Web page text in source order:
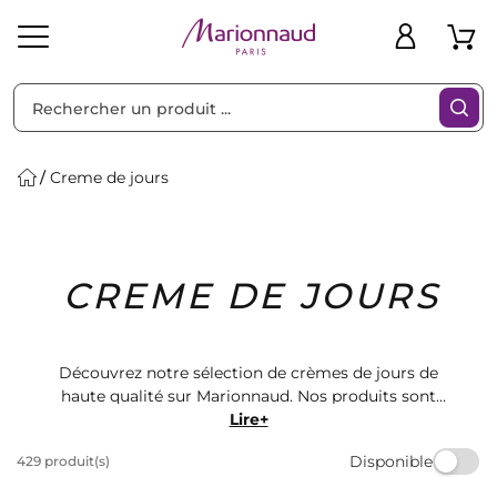
Solaire Homme Marques Idées
Cadeaux
Bons
Plans
Creme de jours
CREME DE JOURS
Découvrez notre sélection de crèmes de jours de
haute qualité sur Marionnaud. Nos produits sont
formulés pour hydrater et protéger votre peau tout au
votre type de peau et profitez d'une peau éclatante et
Lire+
429 produit(s) Disponible
Filtres